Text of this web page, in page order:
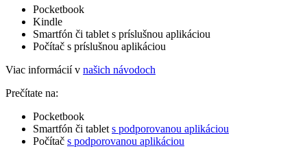
Pocketbook
Kindle
Smartfón či tablet s príslušnou aplikáciou
Počítač s príslušnou aplikáciou
Viac informácií v našich návodoch
Prečítate na:
Pocketbook
Smartfón či tablet s podporovanou aplikáciou
Počítač s podporovanou aplikáciou